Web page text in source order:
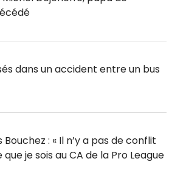
dans un accident entre un bus
: « Il n’y a pas de conflit
je sois au CA de la Pro League